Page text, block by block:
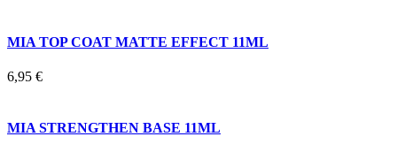
MIA TOP COAT MATTE EFFECT 11ML
6,95 €
MIA STRENGTHEN BASE 11ML